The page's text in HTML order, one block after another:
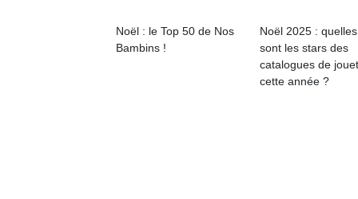
Noël : le Top 50 de Nos
Bambins !
Noël 2025 : quelles
sont les stars des
catalogues de
cette année ?